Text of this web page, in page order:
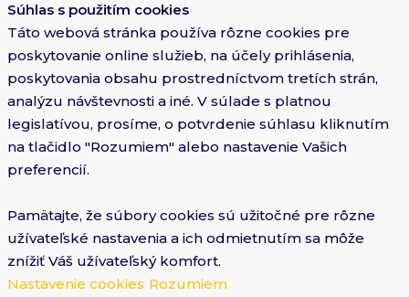
Súhlas s použitím cookies
Táto webová stránka používa rôzne cookies pre
poskytovanie online služieb, na účely prihlásenia,
poskytovania obsahu prostredníctvom tretích strán,
analýzu návštevnosti a iné. V súlade s platnou
legislatívou, prosíme, o potvrdenie súhlasu kliknutím
na tlačidlo "Rozumiem" alebo nastavenie Vašich
preferencií.
Pamätajte, že súbory cookies sú užitočné pre rôzne
užívateľské nastavenia a ich odmietnutím sa môže
znížiť Váš užívateľský komfort.
Nastavenie cookies Rozumiem